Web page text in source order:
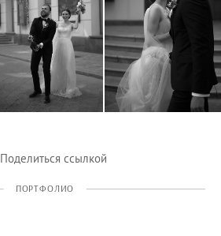
Поделиться ссылкой
ПОРТФОЛИО